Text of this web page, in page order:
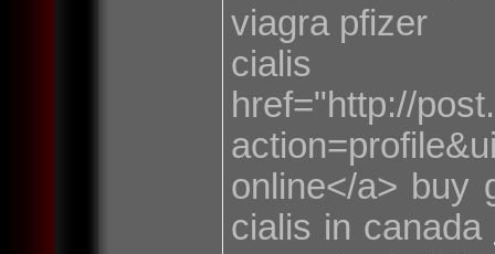
viagra pfizer
cialis
href="http://
online</a> buy
cialis in canada